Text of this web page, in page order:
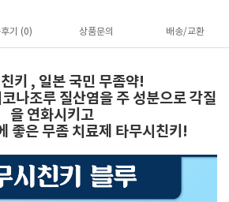
기 (0) 상품문의 배송/교환
키 , 일본 국민 무좀약!
나조루 질산염을 주 성분으로 각질
을 연화시키고
좋은 무좀 치료제 타무시친키!